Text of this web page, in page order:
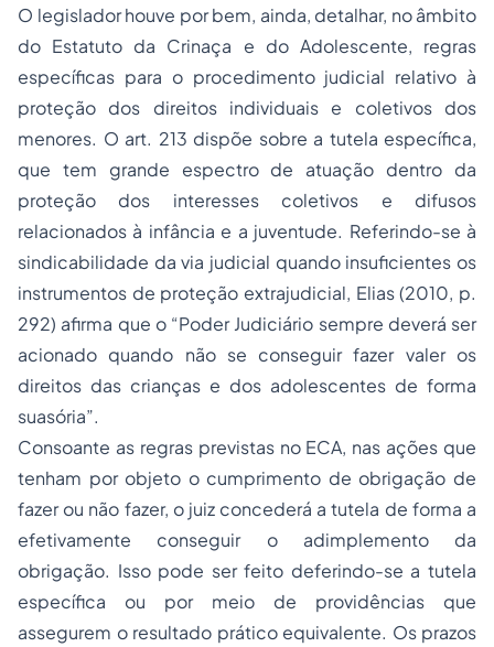
O legislador houve por bem, ainda, detalhar, no âmbito
do Estatuto da Crinaça e do Adolescente, regras
específicas para o procedimento judicial relativo à
proteção dos direitos individuais e coletivos dos
menores. O art. 213 dispõe sobre a tutela específica,
que tem grande espectro de atuação dentro da
proteção dos interesses coletivos e difusos
relacionados à infância e a juventude. Referindo-se à
sindicabilidade da via judicial quando insuficientes os
instrumentos de proteção extrajudicial, Elias (2010, p.
292) afirma que o “Poder Judiciário sempre deverá ser
acionado quando não se conseguir fazer valer os
direitos das crianças e dos adolescentes de forma
suasória”.
Consoante as regras previstas no ECA, nas ações que
tenham por objeto o cumprimento de obrigação de
fazer ou não fazer, o juiz concederá a tutela de forma a
efetivamente conseguir o adimplemento da
obrigação. Isso pode ser feito deferindo-se a tutela
específica ou por meio de providências que
assegurem o resultado prático equivalente. Os prazos